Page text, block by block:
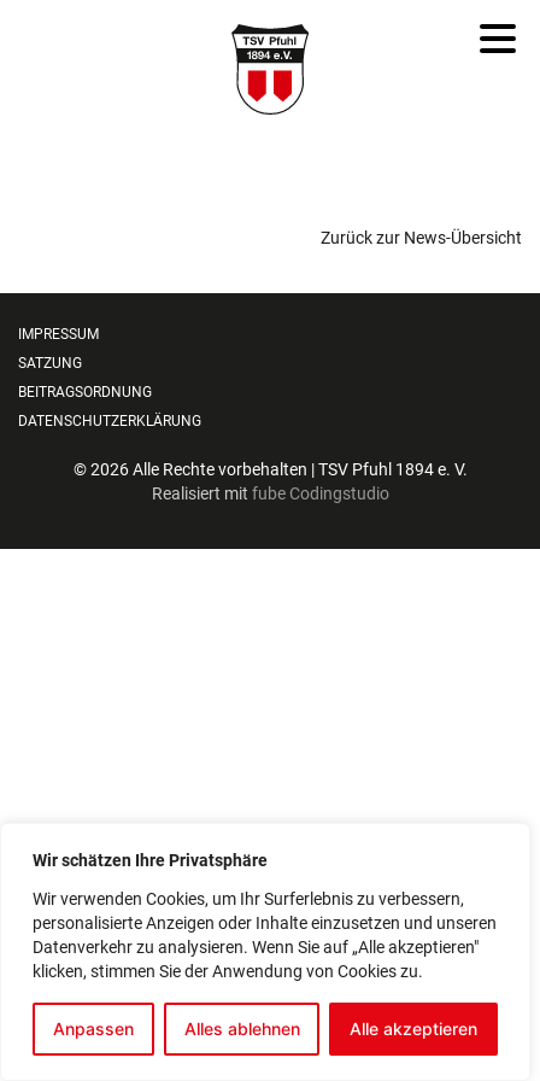
Wir schätzen Ihre Privatsphäre
Wir verwenden Cookies, um Ihr Surferlebnis zu verbessern,
personalisierte Anzeigen oder Inhalte einzusetzen und unseren
Datenverkehr zu analysieren. Wenn Sie auf „Alle akzeptieren"
klicken, stimmen Sie der Anwendung von Cookies zu.
Anpassen Alles ablehnen Alle akzeptieren
Zurück zur News-Übersicht
IMPRESSUM
SATZUNG
BEITRAGSORDNUNG
DATENSCHUTZERKLÄRUNG
© 2026 Alle Rechte vorbehalten | TSV Pfuhl 1894 e. V.
Realisiert mit fube Codingstudio